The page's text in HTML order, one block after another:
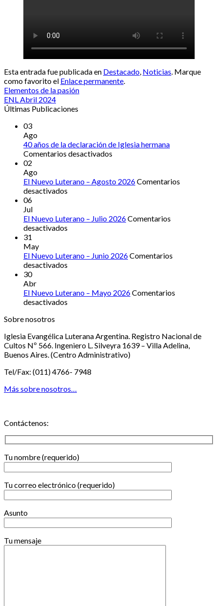
Esta entrada fue publicada en Destacado, Noticias. Marque
como favorito el Enlace permanente.
Elementos de la pasión
ENL Abril 2024
Últimas Publicaciones
03
Ago
40 años de la declaración de Iglesia hermana
Comentarios desactivados
de
Iglesia
02
Ago
El Nuevo Luterano – Agosto 2026Comentarios
desactivados
Luterano
06
Jul
El Nuevo Luterano – Julio 2026Comentarios
desactivados
Luterano
31
May
El Nuevo Luterano – Junio 2026Comentarios
desactivados
Luterano
30
Abr
El Nuevo Luterano – Mayo 2026Comentarios
desactivados
–
Mayo
2026
Sobre nosotros
Iglesia Evangélica Luterana Argentina. Registro Nacional de
Cultos Nº 566. Ingeniero L. Silveyra 1639 – Villa Adelina,
Buenos Aires. (Centro Administrativo)
Tel/Fax: (011) 4766- 7948
Más sobre nosotros…
Contáctenos:
Tu nombre (requerido)
Tu correo electrónico (requerido)
Asunto
Tu mensaje